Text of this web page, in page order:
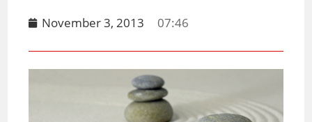
November 3, 2013 07:46